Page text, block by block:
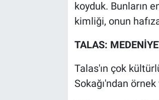
koyduk. Bunların
kimliği, onun
TALAS:
Talas'ın çok
Sokağı'ndan